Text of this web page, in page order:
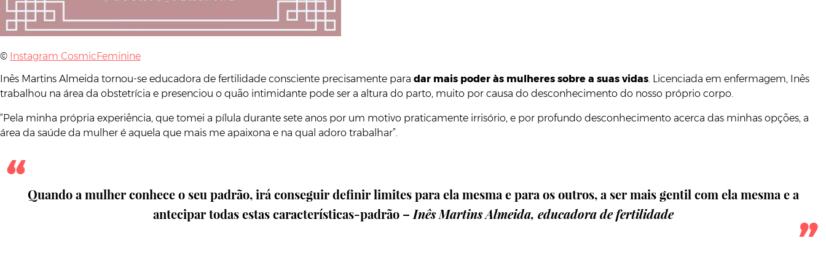
© Instagram CosmicFeminine
Inês Martins Almeida tornou-se educadora de fertilidade consciente precisamente para dar mais poder às mulheres sobre a suas vidas . Licenciada em enfermagem, Inês
trabalhou na área da obstetrícia e presenciou o quão intimidante pode ser a altura do parto, muito por causa do desconhecimento do nosso próprio corpo.
“Pela minha própria experiência, que tomei a pílula durante sete anos por um motivo praticamente irrisório, e por profundo desconhecimento acerca das minhas opções, a
área da saúde da mulher é aquela que mais me apaixona e na qual adoro trabalhar”.
Quando a mulher conhece o seu padrão, irá conseguir definir limites para ela mesma e para os outros, a ser mais gentil com ela mesma e a
antecipar todas estas características-padrão – Inês Martins Almeida, educadora de fertilidade